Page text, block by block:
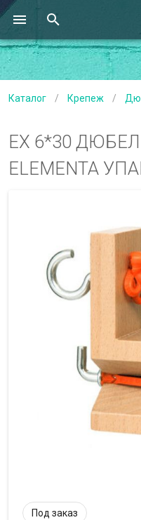
Каталог / Крепеж /
EX 6*30
ELEMENTA
Под заказ